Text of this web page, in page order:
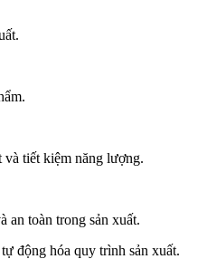
và tiết kiệm năng lượng.
an toàn trong sản xuất.
động hóa quy trình sản xuất.